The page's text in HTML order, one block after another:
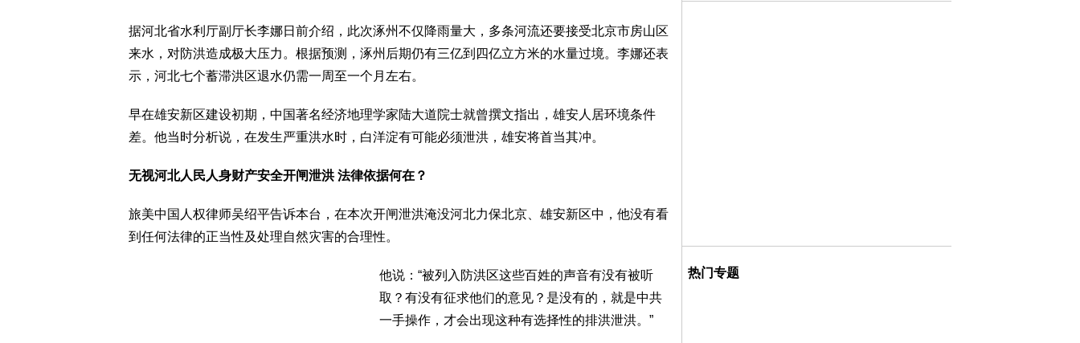
据河北省水利厅副厅长李娜日前介绍，此次涿州不仅降雨量大，多条河流还要接受北京市房山区
来水，对防洪造成极大压力。根据预测，涿州后期仍有三亿到四亿立方米的水量过境。李娜还表
示，河北七个蓄滞洪区退水仍需一周至一个月左右。
早在雄安新区建设初期，中国著名经济地理学家陆大道院士就曾撰文指出，雄安人居环境条件
差。他当时分析说，在发生严重洪水时，白洋淀有可能必须泄洪，雄安将首当其冲。
无视河北人民人身财产安全开闸泄洪 法律依据何在？
旅美中国人权律师吴绍平告诉本台，在本次开闸泄洪淹没河北力保北京、雄安新区中，他没有看
到任何法律的正当性及处理自然灾害的合理性。
他说：“被列入防洪区这些百姓的声音有没有被听
取？有没有征求他们的意见？是没有的，就是中共
一手操作，才会出现这种有选择性的排洪泄洪。”
热门专题